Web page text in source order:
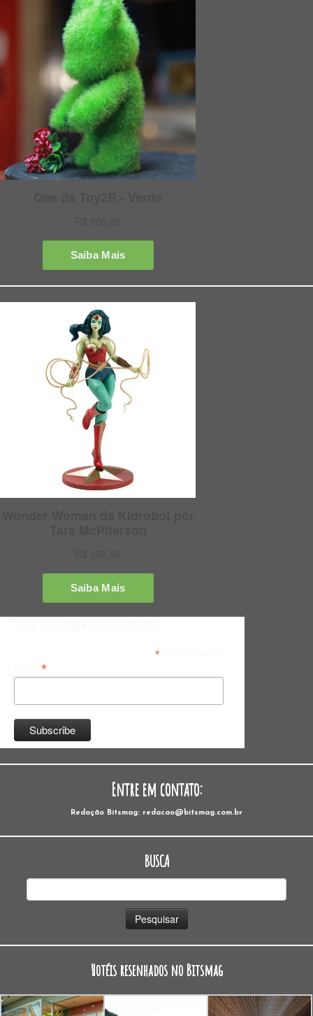
*indicates required
*
Entre em contato:
Redação Bitsmag: redacao@bitsmag.com.br
BUSCA
Hotéis resenhados no Bitsmag